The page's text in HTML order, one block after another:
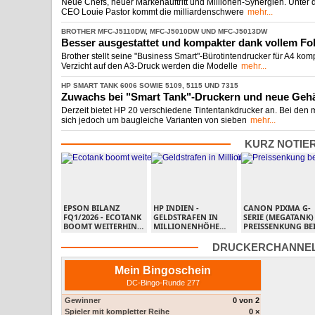
Neue Chefs, neuer Markenauftritt und Millionen-Synergien. Unter
CEO Louie Pastor kommt die milliardenschwere mehr...
BROTHER MFC-​J5110DW, MFC-​J5010DW UND MFC-​J5013DW
Besser ausgestattet und kompakter dank vollem
Brother stellt seine "Business Smart"-Bürotintendrucker für A4
Verzicht auf den A3-Druck werden die Modelle mehr...
HP SMART TANK 6006 SOWIE 5109, 5115 UND 7315
Zuwachs bei "Smart Tank"-​Druckern und neue
Derzeit bietet HP 20 verschiedene Tintentankdrucker an. Bei den
sich jedoch um baugleiche Varianten von sieben mehr...
KURZ
EPSON BILANZ
FQ1/2026 - ​ ECOTANK
BOOMT WEITERHIN,
PRÜNGE MIT W
ARBEITSGRUPPENDRUCKERN
HP INDIEN -
GELDSTRAFEN IN
MILLIONENHÖHE
PREISABSPRACHEN
VERBRAUCHSMATERIALIEN
CANON PIXMA G-
SERIE
PREISSENKUNG BEI
Mein Bingoschein
DC-Bingo-Runde 277
Gewinner
0 von 2
Spieler mit kompletter Reihe
0 ×